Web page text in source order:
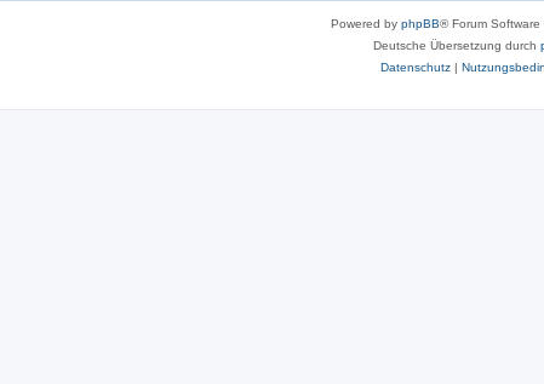
Powered by phpBB® Forum
Deutsche Übersetzung durch
Datenschutz|